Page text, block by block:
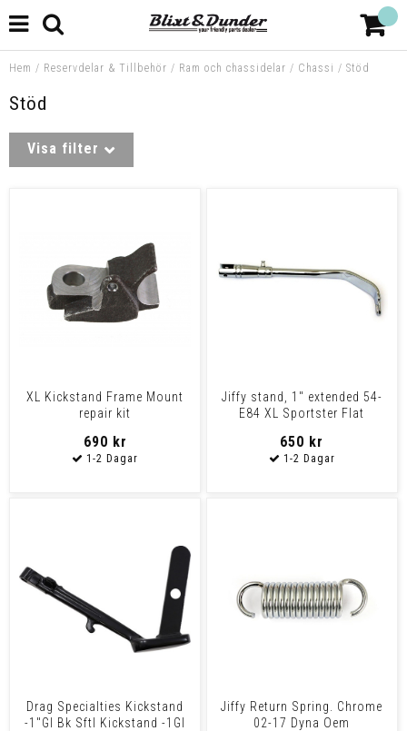
Hem / Reservdelar & Tillbehör / Ram och chassidelar / Chassi / Stöd
Stöd
Visa filter
XL Kickstand Frame Mount
repair kit
690 kr
Jiffy stand, 1" extended 54-
E84 XL Sportster Flat
650 kr
Drag Specialties Kickstand
-1"Gl Bk Sftl Kickstand -1Gl
Jiffy Return Spring. Chrome
02-17 Dyna Oem